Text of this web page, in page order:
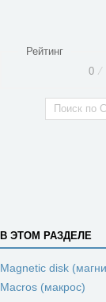
Рейтинг
0 ⁄
В ЭТОМ РАЗДЕЛЕ
Magnetic disk
Macros (макрос)